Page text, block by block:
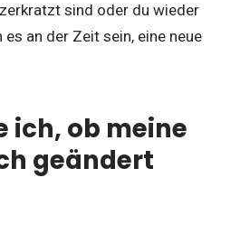
sind oder du wieder
an der Zeit sein, eine neue
ich, ob meine
geändert